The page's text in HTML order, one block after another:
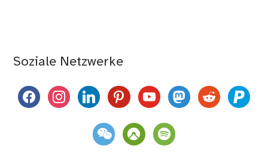
Soziale Netzwerke
facebookinstagramlinkedinpinterestyoutubemastodon
reddit paypal
weixin komootspotify